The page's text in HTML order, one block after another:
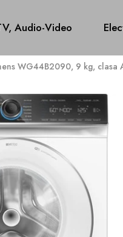
Audio-Video
WG44B2090, 9 kg, clasa